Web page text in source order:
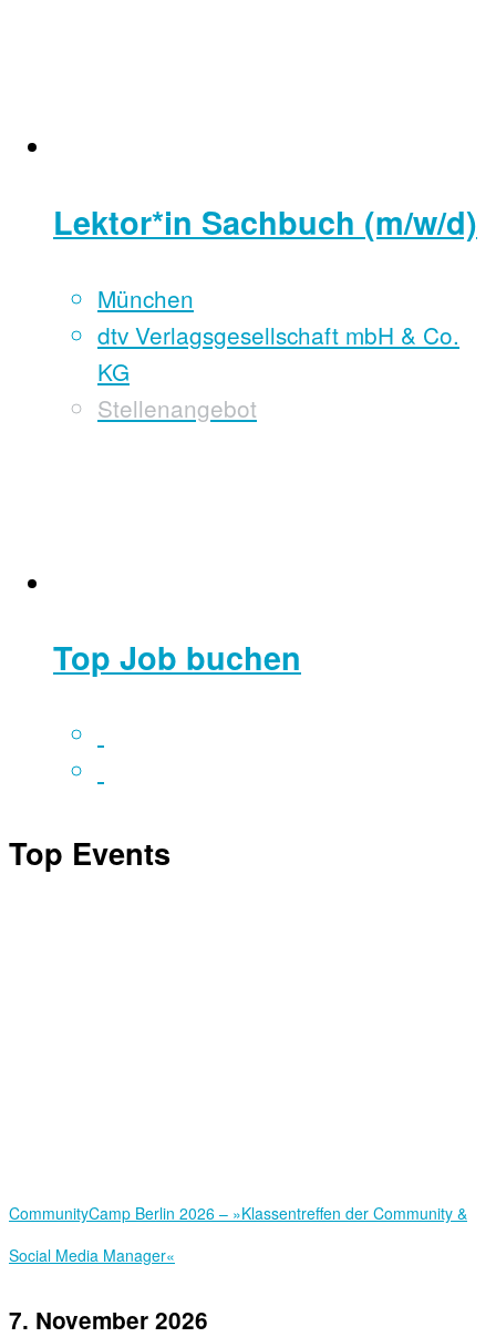
Lektor*in Sachbuch (m/w/d)
München
dtv Verlagsgesellschaft mbH & Co.
KG
Stellenangebot
Top Job buchen
Top Events
Community­Camp Berlin 2026 – »Klassentreffen der Community &
Social Media Manager«
7. November 2026